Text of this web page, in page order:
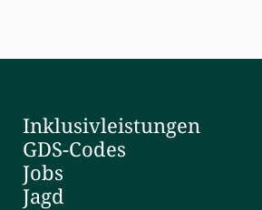
Inklusivleistungen
GDS-Codes
Jobs
Jagd